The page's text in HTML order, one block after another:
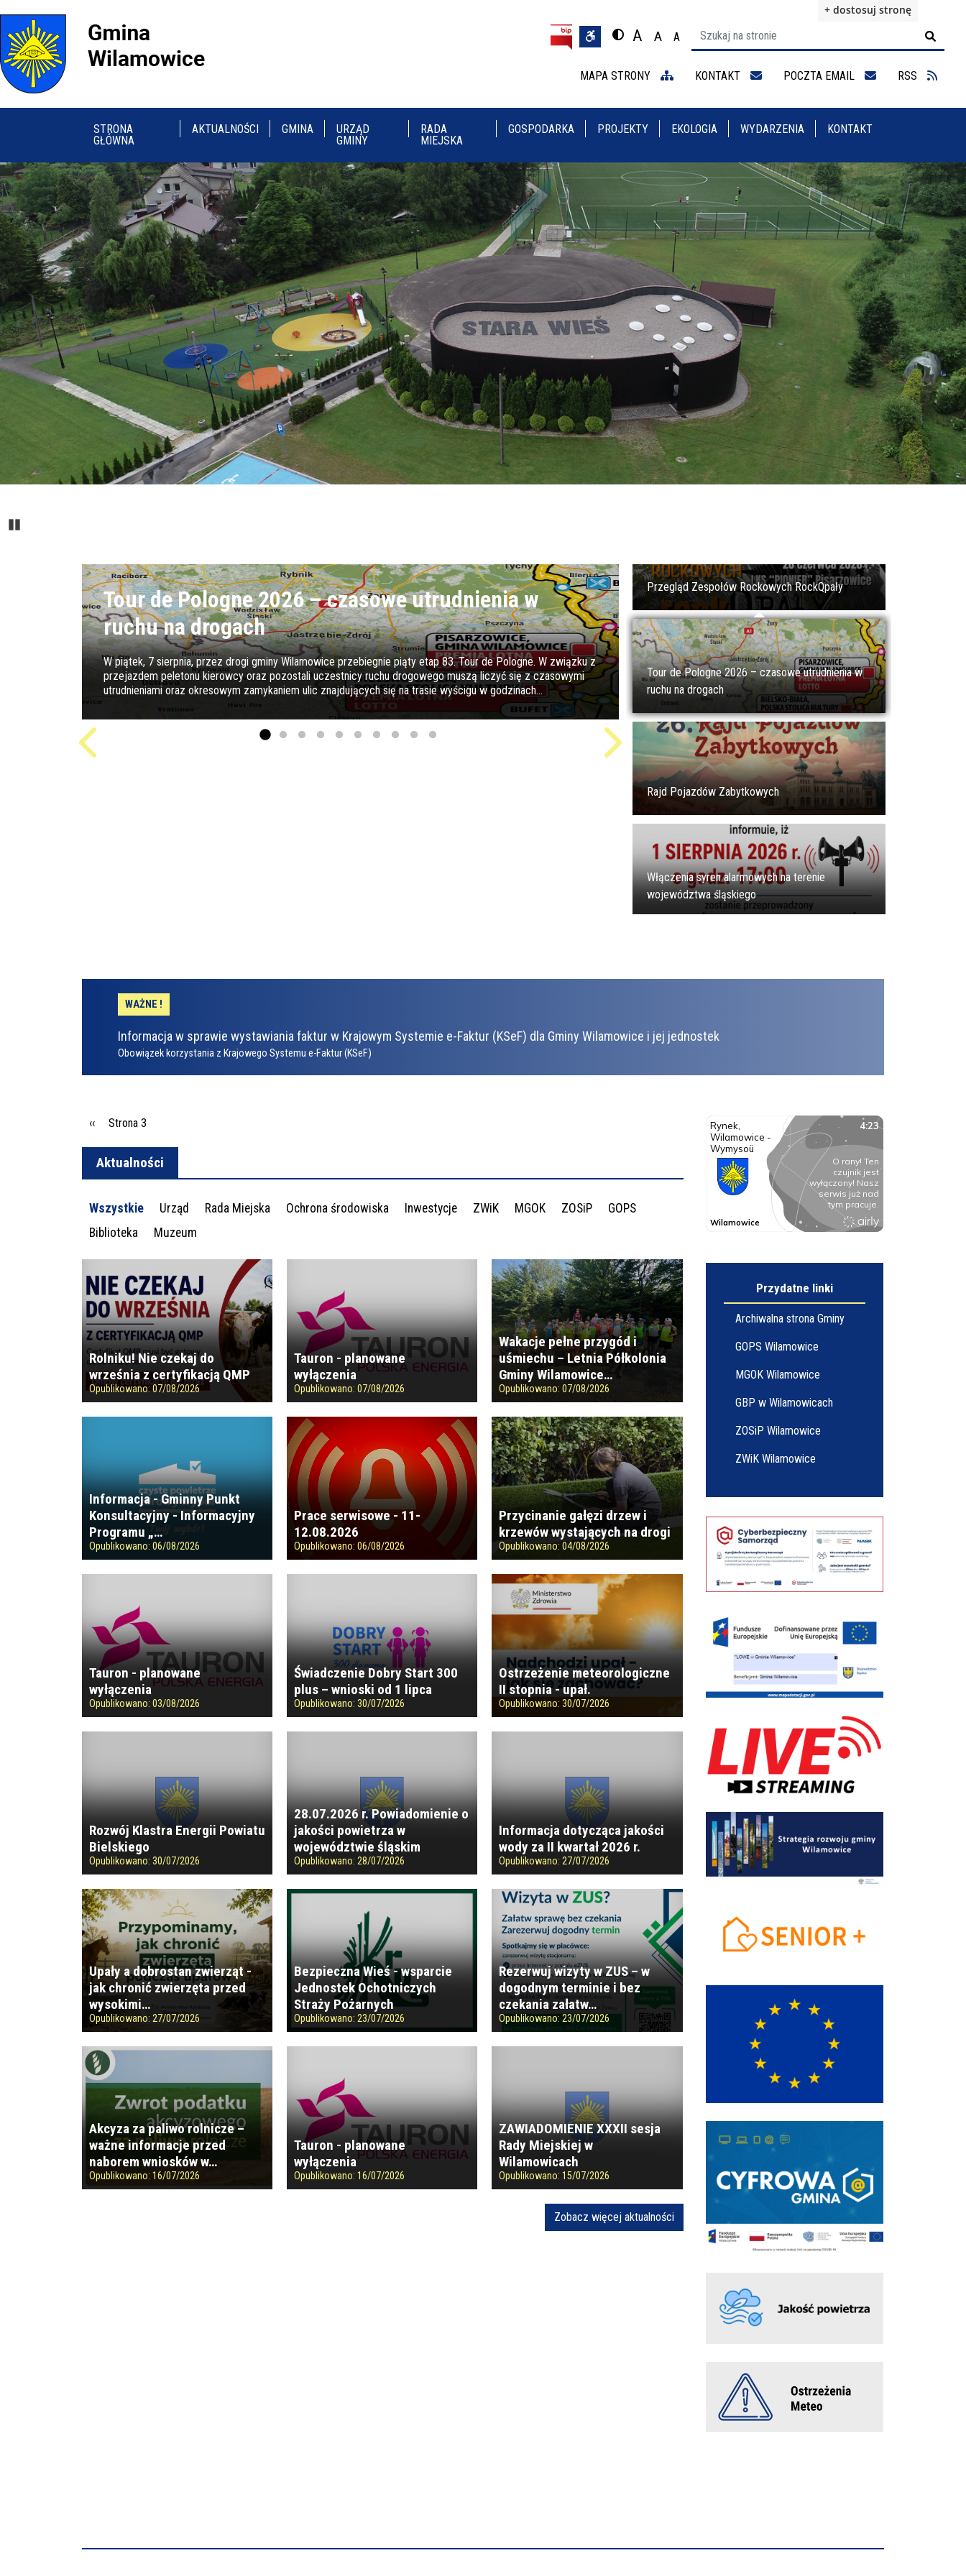
+ dostosuj stronę
Przełącz na motyw wysokiej widoczności
A
A
Ustaw rozmiar czcionki na 125%
A
Ustaw rozmiar czcionki na 100%

MAPA STRONY KONTAKT POCZTA EMAIL RSS
STRONA
GŁÓWNA
AKTUALNOŚCI GMINA
URZĄD
GMINY
RADA
MIEJSKA
GOSPODARKA PROJEKTY EKOLOGIA WYDARZENIA KONTAKT
Gminny Rajd Rowerowy
Wielki sukces młodych piłkarzy LKS Pasjonat
Dankowice!
Przegląd Zespołów Rockowych RockQpały
Tour de Pologne 2026 – czasowe utrudnienia w
ruchu na drogach
Rajd Pojazdów Zabytkowych
Włączenia syren alarmowych na terenie
województwa śląskiego
Ogólnopolski Projekt Edukacyjny „eFajfy”
INFORMACJA O ĆWICZENIACH "ALARM 2026"
Gminny Rajd Rowerowy
Wielki sukces młodych piłkarzy LKS Pasjonat
Dankowice!
Przegląd Zespołów Rockowych RockQpały
Tour de Pologne 2026 – czasowe utrudnienia w
Rajd Pojazdów Zabytkowych
województwa śląskiego
Animacja trasy - etap 5 - 83 Tour
83. Tour de Pologne ponownie w Gminie
Wilamowice !
Ogólnopolski Projekt Edukacyjny „eFajfy”
INFORMACJA O ĆWICZENIACH "ALARM 2026"
Tour de Pologne 2026 – czasowe utrudnienia w
ruchu na drogach
W piątek, 7 sierpnia, przez drogi gminy Wilamowice przebiegnie piąty etap 83. Tour de Pologne. W związku z
przejazdem peletonu kierowcy oraz pozostali uczestnicy ruchu drogowego muszą liczyć się z czasowymi
utrudnieniami oraz okresowym zamykaniem ulic znajdujących się na trasie wyścigu w godzinach...
Rajd Pojazdów Zabytkowych
Rajd Pojazdów Zabytkowych
WAŻNE !
Informacja w sprawie wystawiania faktur w Krajowym Systemie e-Faktur (KSeF) dla Gminy Wilamowice i jej jednostek
Obowiązek korzystania z Krajowego Systemu e-Faktur (KSeF)
Stronicowanie
Poprzednia strona
‹‹ Strona 3
Aktualności
Wszystkie Urząd Rada Miejska Ochrona środowiska Inwestycje ZWiK MGOK ZOSiP
GOPS
Biblioteka
Muzeum
Rolniku! Nie czekaj do
września z certyfikacją QMP
Opublikowano:07/08/2026
Tauron - planowane
wyłączenia
Opublikowano:07/08/2026
Wakacje pełne przygód i
uśmiechu – Letnia Półkolonia
Gminy Wilamowice…
Opublikowano:07/08/2026
Informacja - Gminny Punkt
Konsultacyjny - Informacyjny
Programu „…
Opublikowano: 06/08/2026
Prace serwisowe - 11-
12.08.2026
Opublikowano:06/08/2026
Przycinanie gałęzi drzew i
krzewów wystających na drogi
Opublikowano:04/08/2026
Tauron - planowane
wyłączenia
Opublikowano: 03/08/2026
Świadczenie Dobry Start 300
plus – wnioski od 1 lipca
Opublikowano:30/07/2026
Ostrzeżenie meteorologiczne
II stopnia - upał.
Opublikowano:30/07/2026
Rozwój Klastra Energii Powiatu
Bielskiego
Opublikowano: 30/07/2026
28.07.2026 r. Powiadomienie o
jakości powietrza w
województwie śląskim
Opublikowano:28/07/2026
Informacja dotycząca jakości
wody za II kwartał 2026 r.
Opublikowano:27/07/2026
Upały a dobrostan zwierząt -
jak chronić zwierzęta przed
wysokimi…
Opublikowano: 27/07/2026
Bezpieczna Wieś - wsparcie
Jednostek Ochotniczych
Straży Pożarnych
Opublikowano:23/07/2026
Rezerwuj wizyty w ZUS – w
dogodnym terminie i bez
czekania załatw…
Opublikowano:23/07/2026
Akcyza za paliwo rolnicze –
ważne informacje przed
naborem wniosków w…
Opublikowano: 16/07/2026
Tauron - planowane
wyłączenia
Opublikowano:16/07/2026
ZAWIADOMIENIE XXXII sesja
Rady Miejskiej w
Wilamowicach
Opublikowano:15/07/2026
Zobacz więcej aktualności
Przydatne linki
Archiwalna strona Gminy
GOPS Wilamowice
MGOK Wilamowice
GBP w Wilamowicach
ZOSiP Wilamowice
ZWiK Wilamowice